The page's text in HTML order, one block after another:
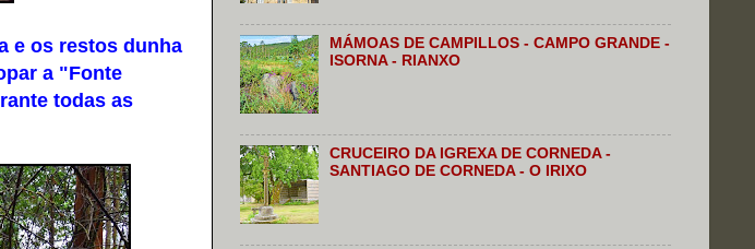
e os restos dunha
a "Fonte
todas as
MÁMOAS DE CAMPILLOS - CAMPO GRANDE -
ISORNA - RIANXO
CRUCEIRO DA IGREXA DE CORNEDA -
SANTIAGO DE CORNEDA - O IRIXO